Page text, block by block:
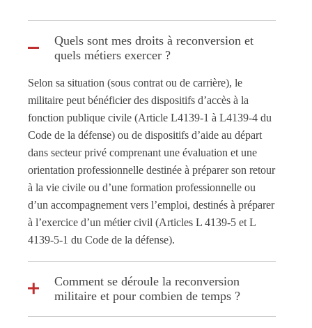
Quels sont mes droits à reconversion et
quels métiers exercer ?
Selon sa situation (sous contrat ou de carrière), le
militaire peut bénéficier des dispositifs d’accès à la
fonction publique civile (Article L4139-1 à L4139-4 du
Code de la défense) ou de dispositifs d’aide au départ
dans secteur privé comprenant une évaluation et une
orientation professionnelle destinée à préparer son retour
à la vie civile ou d’une formation professionnelle ou
d’un accompagnement vers l’emploi, destinés à préparer
à l’exercice d’un métier civil (Articles L 4139-5 et L
4139-5-1 du Code de la défense).
Comment se déroule la reconversion
militaire et pour combien de temps ?